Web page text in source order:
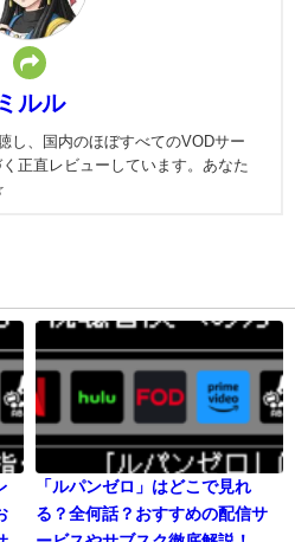
ミルル
し、国内のほぼすべてのVODサー
正直レビューしています。あなた
「ルパンゼロ」はどこで見れ
る？全何話？おすすめの配信サ